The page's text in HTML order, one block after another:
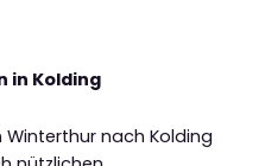
in Kolding
nach Kolding